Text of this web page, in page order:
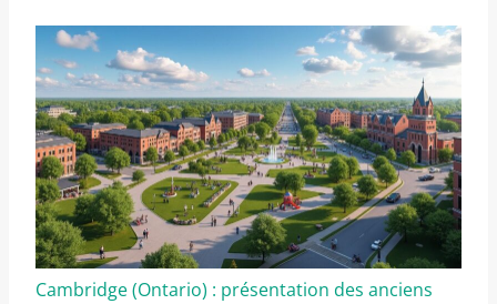
Cambridge (Ontario) : présentation des anciens